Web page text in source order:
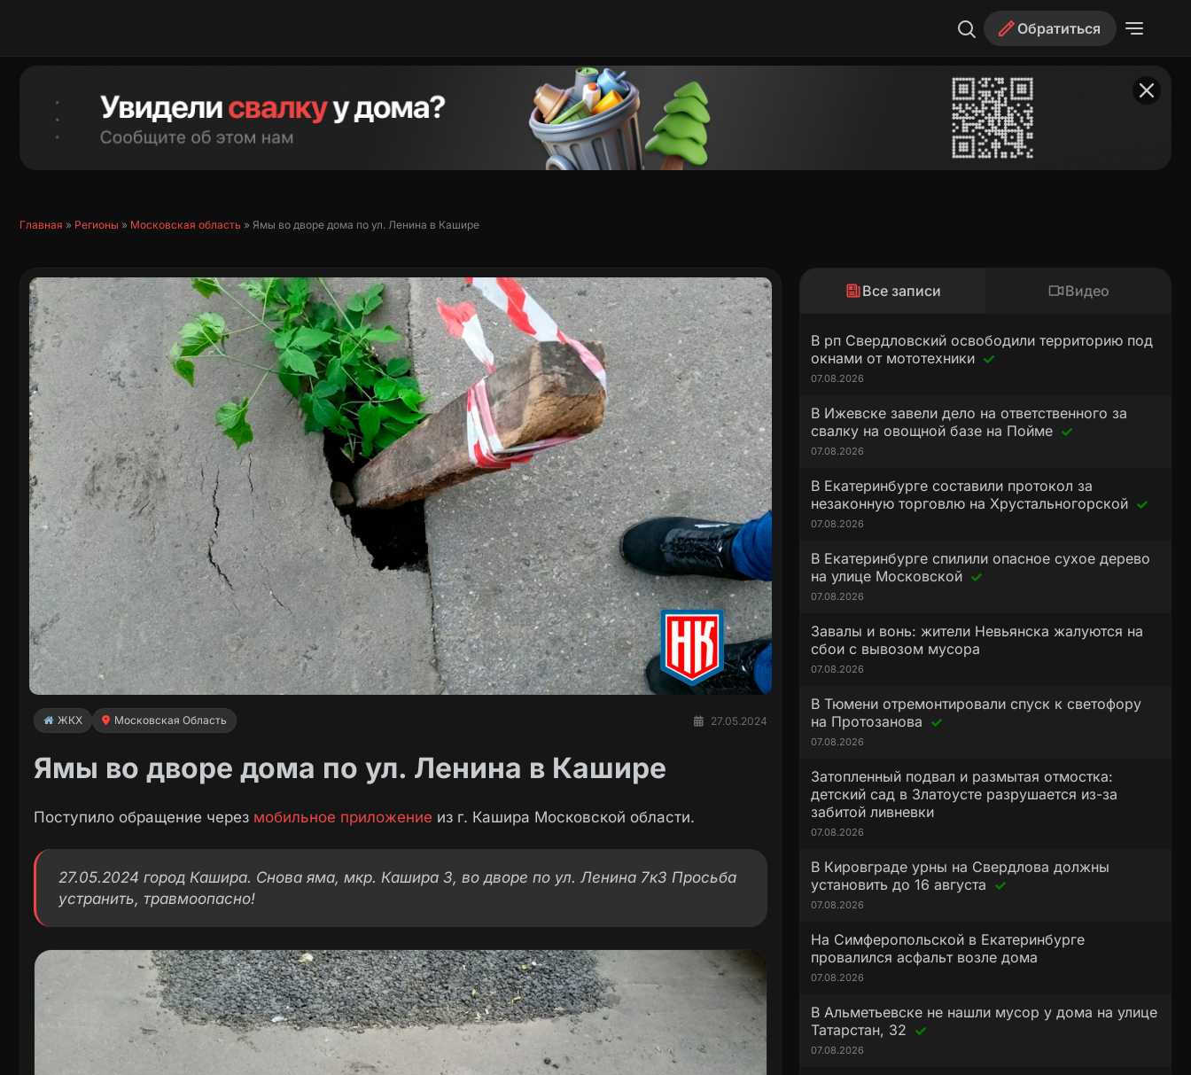
Обратиться
Главная » Регионы » Московская область » Ямы во дворе дома по ул. Ленина в Кашире
ЖКХ Московская Область 27.05.2024
Ямы во дворе дома по ул. Ленина в Кашире
Поступило обращение через мобильное приложение из г. Кашира Московской области.
27.05.2024 город Кашира. Снова яма, мкр. Кашира 3, во дворе по ул. Ленина 7к3 Просьба
устранить, травмоопасно!
Все записи Видео
В рп Свердловский освободили территорию под
окнами от мототехники
07.08.2026
В Ижевске завели дело на ответственного за
свалку на овощной базе на Пойме
07.08.2026
В Екатеринбурге составили протокол за
незаконную торговлю на Хрустальногорской
07.08.2026
В Екатеринбурге спилили опасное сухое дерево
на улице Московской
07.08.2026
Завалы и вонь: жители Невьянска жалуются на
сбои с вывозом мусора
07.08.2026
В Тюмени отремонтировали спуск к светофору
на Протозанова
07.08.2026
Затопленный подвал и размытая отмостка:
детский сад в Златоусте разрушается из-за
забитой ливневки
07.08.2026
В Кировграде урны на Свердлова должны
установить до 16 августа
07.08.2026
На Симферопольской в Екатеринбурге
провалился асфальт возле дома
07.08.2026
В Альметьевске не нашли мусор у дома на улице
Татарстан, 32
07.08.2026